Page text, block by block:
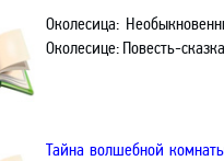
Околесица:
Околесице: Повесть-
Тайна волшебной